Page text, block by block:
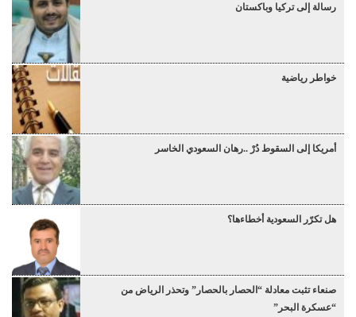
رسالة إلى تركيا وباكستان
خواطر رياضية
أمريكا إلى السقوط دُرْ ..رهان السعودي الخاسر
هل تكرّر السعودية أخطاءها؟
صنعاء تثبت معادلة “الحصار بالحصار” وتحذر الرياض من
“عسكرة البحر”